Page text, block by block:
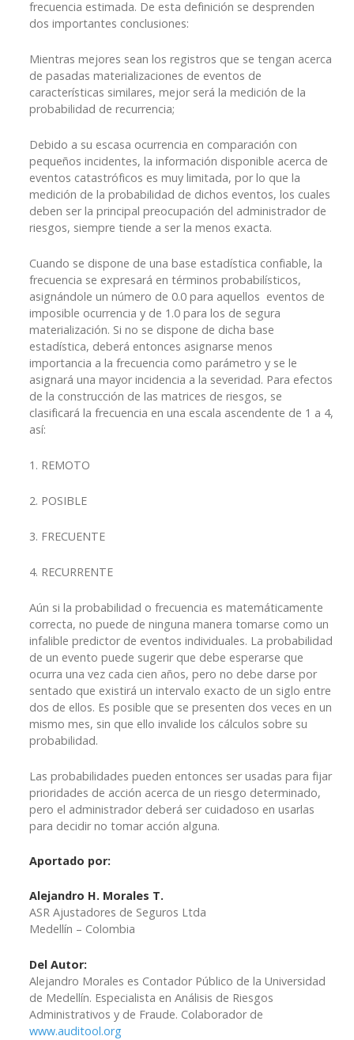
frecuencia estimada. De esta definición se desprenden
dos importantes conclusiones:
Mientras mejores sean los registros que se tengan acerca
de pasadas materializaciones de eventos de
características similares, mejor será la medición de la
probabilidad de recurrencia;
Debido a su escasa ocurrencia en comparación con
pequeños incidentes, la información disponible acerca de
eventos catastróficos es muy limitada, por lo que la
medición de la probabilidad de dichos eventos, los cuales
deben ser la principal preocupación del administrador de
riesgos, siempre tiende a ser la menos exacta.
Cuando se dispone de una base estadística confiable, la
frecuencia se expresará en términos probabilísticos,
asignándole un número de 0.0 para aquellos eventos de
imposible ocurrencia y de 1.0 para los de segura
materialización. Si no se dispone de dicha base
estadística, deberá entonces asignarse menos
importancia a la frecuencia como parámetro y se le
asignará una mayor incidencia a la severidad. Para efectos
de la construcción de las matrices de riesgos, se
clasificará la frecuencia en una escala ascendente de 1 a 4,
así:
1. REMOTO
2. POSIBLE
3. FRECUENTE
4. RECURRENTE
Aún si la probabilidad o frecuencia es matemáticamente
correcta, no puede de ninguna manera tomarse como un
infalible predictor de eventos individuales. La probabilidad
de un evento puede sugerir que debe esperarse que
ocurra una vez cada cien años, pero no debe darse por
sentado que existirá un intervalo exacto de un siglo entre
dos de ellos. Es posible que se presenten dos veces en un
mismo mes, sin que ello invalide los cálculos sobre su
probabilidad.
Las probabilidades pueden entonces ser usadas para fijar
prioridades de acción acerca de un riesgo determinado,
pero el administrador deberá ser cuidadoso en usarlas
para decidir no tomar acción alguna.
Aportado por:
Alejandro H. Morales T.
ASR Ajustadores de Seguros Ltda
Medellín – Colombia
Del Autor:
Alejandro Morales es Contador Público de la Universidad
de Medellín. Especialista en Análisis de Riesgos
Administrativos y de Fraude. Colaborador de
www.auditool.org